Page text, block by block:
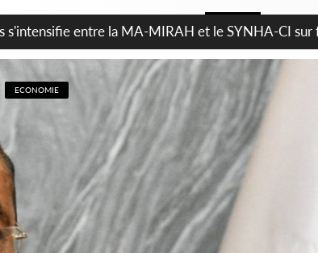
un environnement démocratique plus apaisé
ECONOMIE